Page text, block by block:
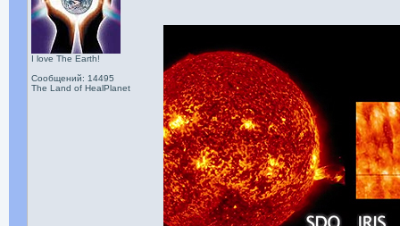
I love The Earth!
Сообщений: 14495
The Land of HealPlanet